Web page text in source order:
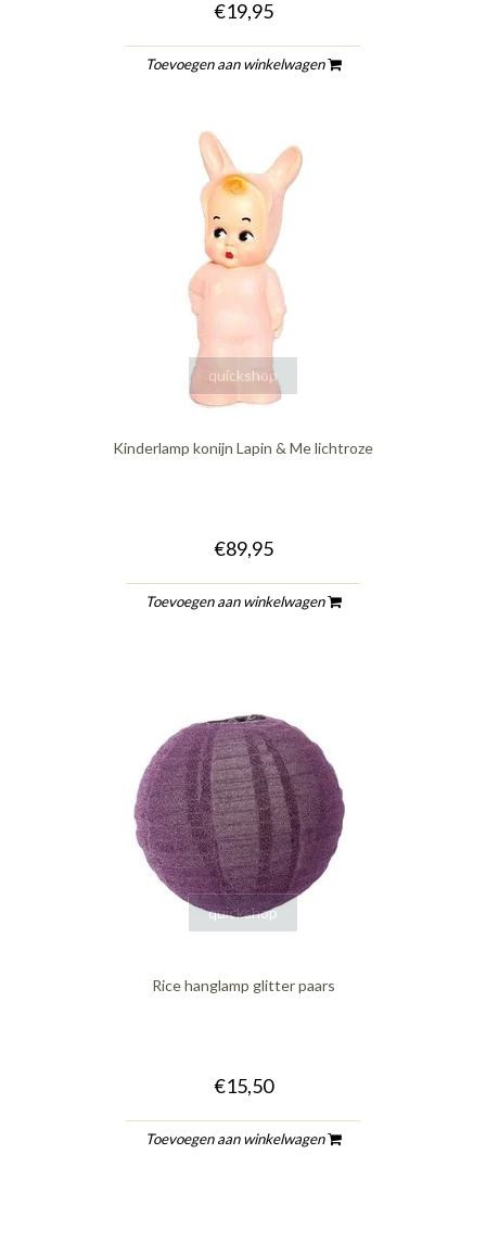
€19,95
Toevoegen aan winkelwagen
quickshop
Kinderlamp konijn Lapin & Me lichtroze
€89,95
Toevoegen aan winkelwagen
quickshop
Rice hanglamp glitter paars
€15,50
Toevoegen aan winkelwagen